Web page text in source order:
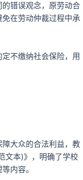
错误观念，原劳动合
在劳动仲裁过程中承
不缴纳社会保险，用
大众的合法利益，教
文本)》，明确了学校
内容。